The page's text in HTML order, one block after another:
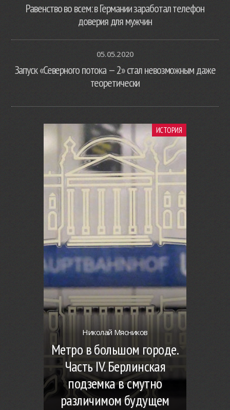
Равенство во всем: в Германии заработал телефон
доверия для мужчин
05.05.2020
Запуск «Северного потока — 2» стал невозможным даже
теоретически
ИСТОРИЯ
Николай Мясников
Метро в большом городе.
Часть IV. Берлинская
подземка в смутно
различимом будущем